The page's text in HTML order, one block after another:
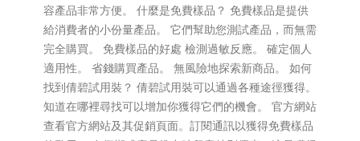
容產品非常方便。 什麼是免費樣品？ 免費樣品是提供
給消費者的小份量產品。 它們幫助您測試產品，而無需
完全購買。 免費樣品的好處 檢測過敏反應。 確定個人
適用性。 省錢購買產品。 無風險地探索新商品。 如何
找到倩碧試用裝？ 倩碧試用裝可以通過各種途徑獲得。
知道在哪裡尋找可以增加你獲得它們的機會。 官方網站
查看官方網站及其促銷頁面。訂閱通訊以獲得免費樣品